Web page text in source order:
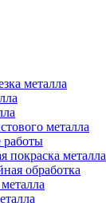
металла
металла
работы
покраска металла
обработка